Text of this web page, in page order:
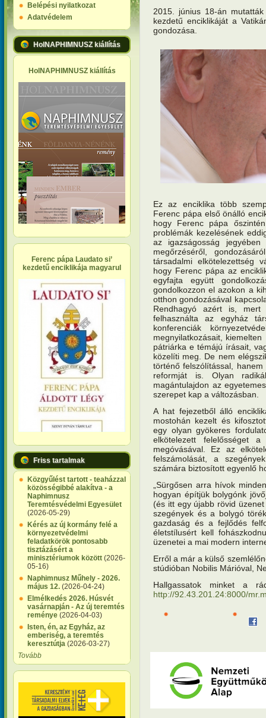
Belépési nyilatkozat
Adatvédelem
HolNAPHIMNUSZ kiállítás
HolNAPHIMNUSZ kiállítás
Ferenc pápa Laudato si’
kezdetű enciklikája magyarul
Friss tartalmak
Közgyűlést tartott - teaházzal
közösségibbé alakítva - a
Naphimnusz
Teremtésvédelmi Egyesület
(2026-05-29)
Kérés az új kormány felé a
környezetvédelmi
feladatkörök pontosabb
tisztázásért a
minisztériumok között (2026-
05-16)
Naphimnusz Műhely - 2026.
május 12. (2026-04-24)
Elmélkedés 2026. Húsvét
vasárnapján - Az új teremtés
reménye (2026-04-03)
Isten, én, az Egyház, az
emberiség, a teremtés
keresztútja (2026-03-27)
Tovább
2015. június 18-án
kezdetű enciklikáját a
gondozása.
Ez az enciklika több
Ferenc pápa első önálló
hogy Ferenc pápa
problémák kezelésének
az igazságosság
megőrzéséről,
társadalmi elkötelezettség
hogy Ferenc pápa az
egyfajta együtt
gondolkozzon el azokon a
otthon gondozásával
Rendhagyó azért is, mert
felhasználta az egyház
konferenciák
megnyilatkozásait,
pátriárka e témájú írásait,
közelíti meg. De nem
történő felszólítással,
reformját is. Olyan
magántulajdon az
szerepet kap a változásban.
A hat fejezetből álló
mostohán kezelt és
egy olyan gyökeres
elkötelezett felelősséget
megóvásával. Ez az
felszámolását, a
számára biztosított egyenlő
„Sürgősen arra hívok
hogyan építjük bolygónk
(és itt egy újabb rövid
szegények és a bolygó
gazdaság és a fejlődés
életstílusért kell
üzenetei a mai modern
Erről a már a külső
stúdióban Nobilis Márióval,
Hallgassatok minket a
http://92.43.201.24:8000/